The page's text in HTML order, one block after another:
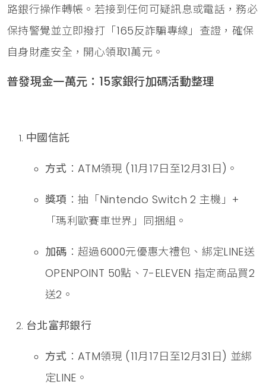
路銀行操作轉帳。若接到任何可疑訊息或電話，務必
保持警覺並立即撥打「165反詐騙專線」查證，確保
自身財產安全，開心領取1萬元。
普發現金一萬元：15家銀行加碼活動整理
中國信託
方式 ：ATM領現 (11月17日至12月31日)。
獎項 ：抽「Nintendo Switch 2 主機」+
「瑪利歐賽車世界」同捆組。
加碼 ：超過6000元優惠大禮包、綁定LINE送
OPENPOINT 50點、7-ELEVEN 指定商品買2
送2。
台北富邦銀行
方式 ：ATM領現 (11月17日至12月31日) 並綁
定LINE。